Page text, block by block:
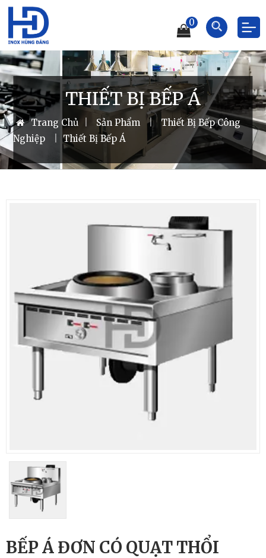
0
THIẾT BỊ BẾP Á
Trang Chủ Sản Phẩm |
Thiết Bị Bếp Công
Nghiệp
Thiết Bị Bếp Á
BẾP Á ĐƠN CÓ QUẠT THỔI